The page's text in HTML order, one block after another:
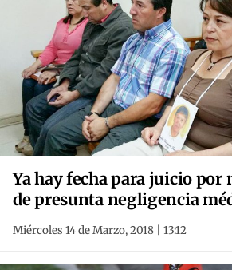
Ya hay fecha para juicio por
de presunta negligencia
Miércoles 14 de Marzo, 2018 | 13:12